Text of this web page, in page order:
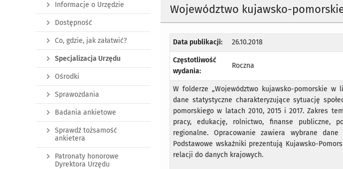
Województwo kujawsko-
Data publikacji: 26.10.2018
Częstotliwość
wydania:
Roczna
W folderze „Województwo kujawsko-pomorskie w
dane statystyczne charakteryzujące sytuację
pomorskiego w latach 2010, 2015 i 2017. Zakres
pracy, edukację, rolnictwo, finanse publiczne,
regionalne. Opracowanie zawiera wybrane
Podstawowe wskaźniki prezentują Kujawsko-
relacji do danych krajowych.
Informacje o Urzędzie
Dostępność
Co, gdzie, jak załatwić?
Specjalizacja Urzędu
Ośrodki
Sprawozdania
Badania ankietowe
Sprawdź tożsamość
ankietera
Patronaty honorowe
Dyrektora Urzędu